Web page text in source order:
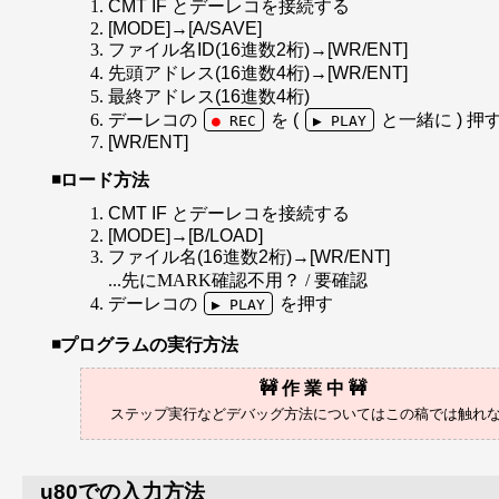
CMT IF とデーレコを接続する
[MODE]→[A/SAVE]
ファイル名ID(16進数2桁)→[WR/ENT]
先頭アドレス(16進数4桁)→[WR/ENT]
最終アドレス(16進数4桁)
デーレコの
● REC を ( ▶ PLAY
と一緒に ) 押
[WR/ENT]
ロード方法
CMT IF とデーレコを接続する
[MODE]→[B/LOAD]
ファイル名(16進数2桁)→[WR/ENT]
...先にMARK確認不用？ / 要確認
デーレコの
▶ PLAY を押す
プログラムの実行方法
u80での入力方法